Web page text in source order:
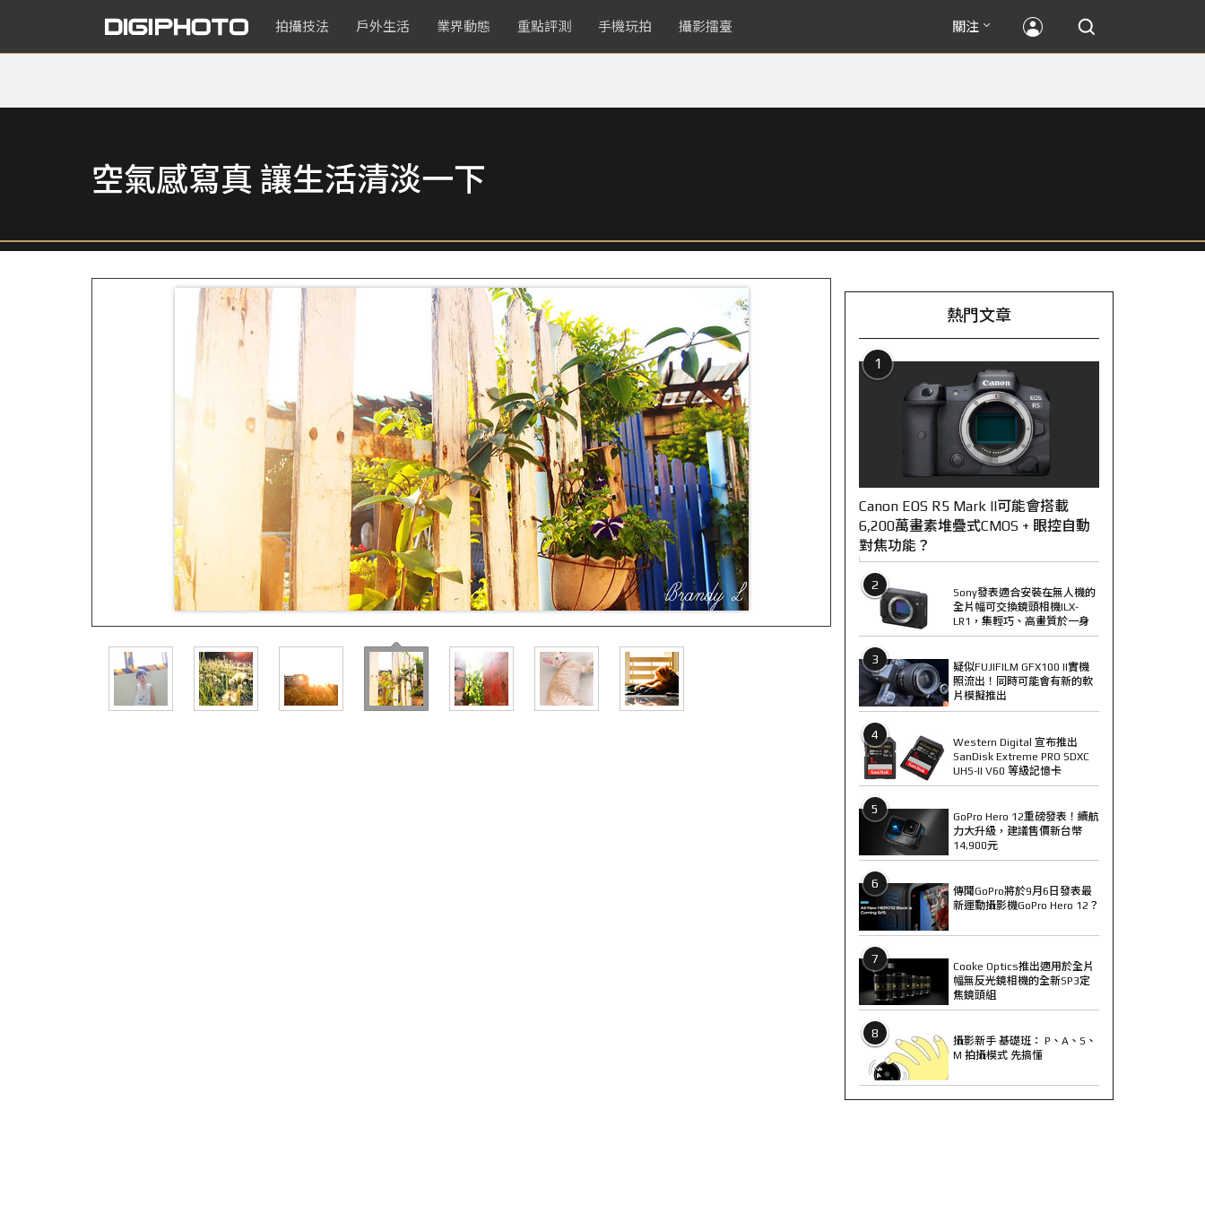
拍攝技法 戶外生活 業界動態 重點評測 手機玩拍 攝影擂臺 關注
空氣感寫真 讓生活清淡一下
熱門文章
1
Canon EOS R5 Mark II可能會搭載
6,200萬畫素堆疊式CMOS + 眼控自動
對焦功能？
2
Sony發表適合安裝在無人機的
全片幅可交換鏡頭相機ILX-
LR1，集輕巧、高畫質於一身
3
疑似FUJIFILM GFX100 II實機
照流出！同時可能會有新的軟
片模擬推出
4
Western Digital 宣布推出
SanDisk Extreme PRO SDXC
UHS-II V60 等級記憶卡
5
GoPro Hero 12重磅發表！續航
力大升級，建議售價新台幣
14,900元
6
傳聞GoPro將於9月6日發表最
新運動攝影機GoPro Hero 12？
7
Cooke Optics推出適用於全片
幅無反光鏡相機的全新SP3定
焦鏡頭組
8
攝影新手 基礎班： P、A、S、
M 拍攝模式 先搞懂